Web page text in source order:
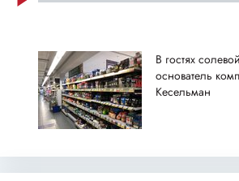
В гостях
основатель
Кесельман